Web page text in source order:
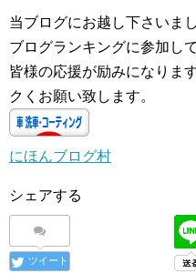
当ブログにお越し下さいま
ブログランキングに参加し
皆様の応援が励みになりま
クくお願い致します。
にほんブログ村
シェアする
ツイート